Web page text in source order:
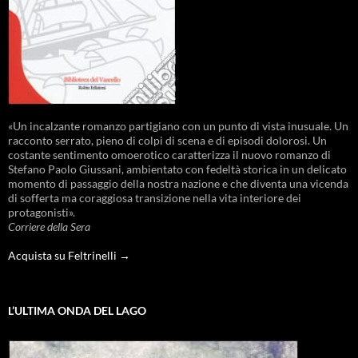
«Un incalzante romanzo partigiano con un punto di vista inusuale. Un
racconto serrato, pieno di colpi di scena e di episodi dolorosi. Un
costante sentimento omoerotico caratterizza il nuovo romanzo di
Stefano Paolo Giussani, ambientato con fedeltà storica in un delicato
momento di passaggio della nostra nazione e che diventa una vicenda
di sofferta ma coraggiosa transizione nella vita interiore dei
protagonisti».
Corriere della Sera
Acquista su Feltrinelli →
L’ULTIMA ONDA DEL LAGO